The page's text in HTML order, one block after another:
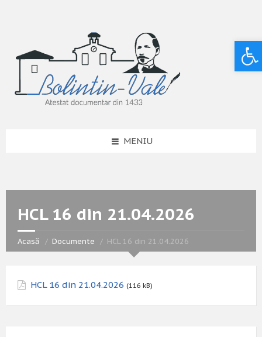
MENIU
HCL 16 din 21.04.2026
Acasă Documente HCL 16 din 21.04.2026
HCL 16 din 21.04.2026 (116 kB)
Deschide bara de unelte